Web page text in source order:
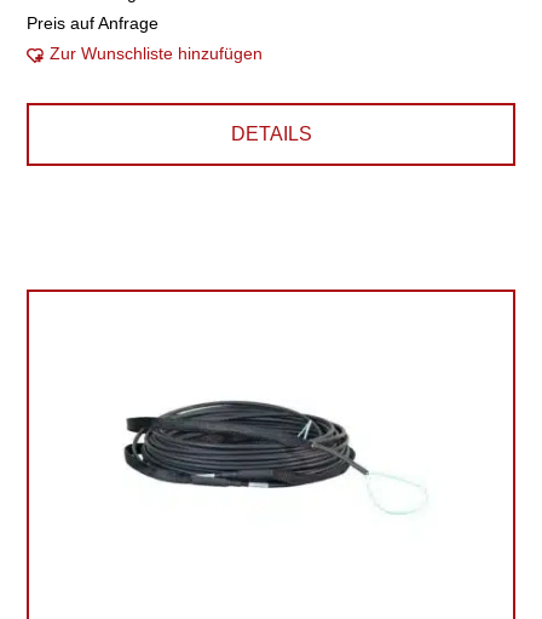
Preis auf Anfrage
Zur Wunschliste hinzufügen
DETAILS